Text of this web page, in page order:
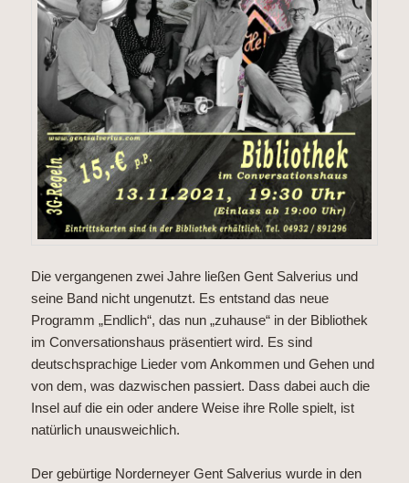
Die vergangenen zwei Jahre ließen Gent Salverius und
seine Band nicht ungenutzt. Es entstand das neue
Programm „Endlich“, das nun „zuhause“ in der Bibliothek
im Conversationshaus präsentiert wird. Es sind
deutschsprachige Lieder vom Ankommen und Gehen und
von dem, was dazwischen passiert. Dass dabei auch die
Insel auf die ein oder andere Weise ihre Rolle spielt, ist
natürlich unausweichlich.
Der gebürtige Norderneyer Gent Salverius wurde in den